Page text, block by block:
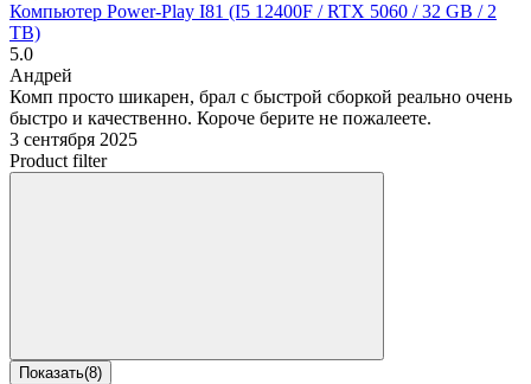
Компьютер Power-Play I81 (I5 12400F / RTX 5060 / 32 GB / 2
TB)
5.0
Андрей
Комп просто шикарен, брал с быстрой сборкой реально очень
быстро и качественно. Короче берите не пожалеете.
3 сентября 2025
Product filter
Показать(8)